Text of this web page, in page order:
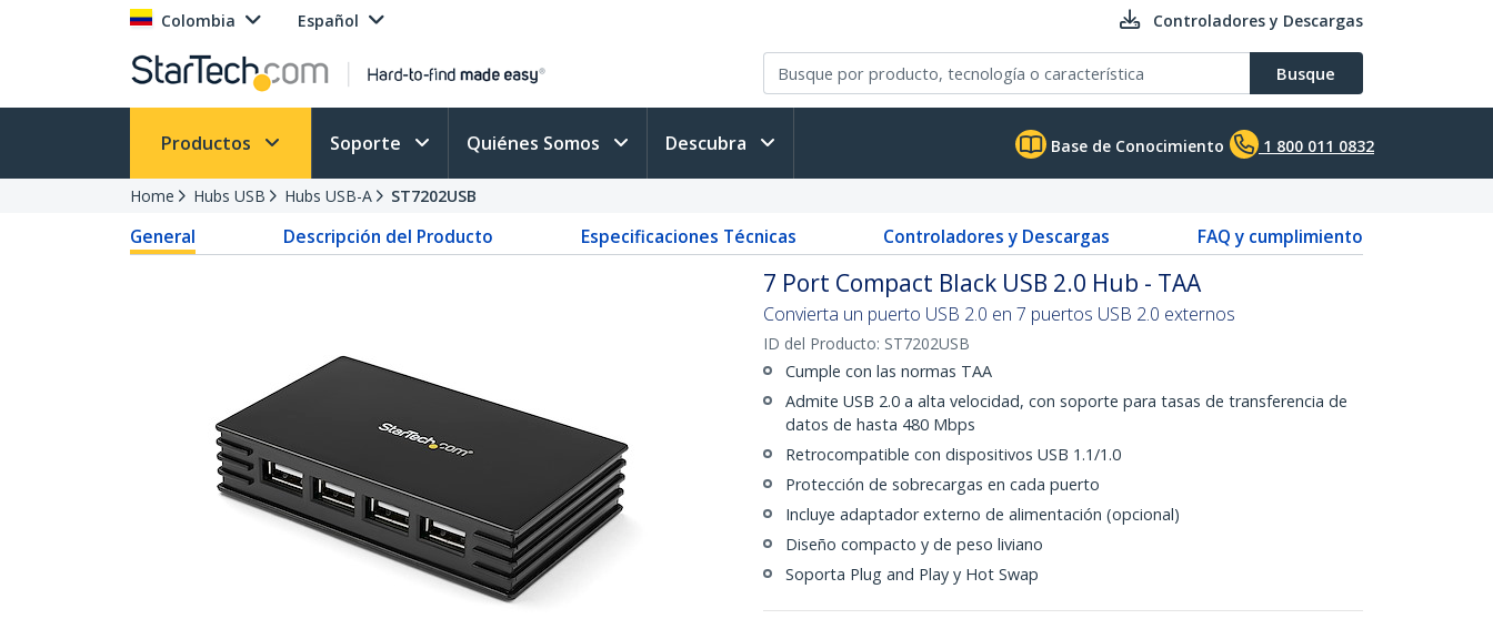
Colombia Español Controladores y Descargas
Busque
Productos Soporte Quiénes Somos Descubra Base de Conocimiento 1 800 011 0832
Home Hubs USB Hubs USB-A ST7202USB
General Descripción del Producto Especificaciones Técnicas Controladores y Descargas FAQ y cumplimiento
7 Port Compact Black USB 2.0 Hub - TAA
Convierta un puerto USB 2.0 en 7 puertos USB 2.0 externos
ID del Producto: ST7202USB
Cumple con las normas TAA
Admite USB 2.0 a alta velocidad, con soporte para tasas de transferencia de
datos de hasta 480 Mbps
Retrocompatible con dispositivos USB 1.1/1.0
Protección de sobrecargas en cada puerto
Incluye adaptador externo de alimentación (opcional)
Diseño compacto y de peso liviano
Soporta Plug and Play y Hot Swap